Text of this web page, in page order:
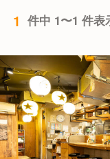
1 件中 1〜1 件表